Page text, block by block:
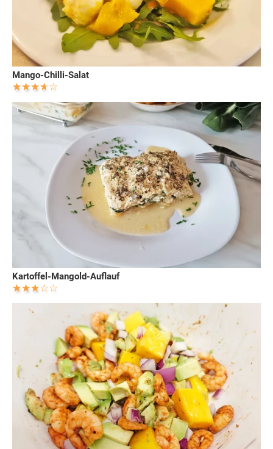
Mango-Chilli-Salat
Kartoffel-Mangold-Auflauf